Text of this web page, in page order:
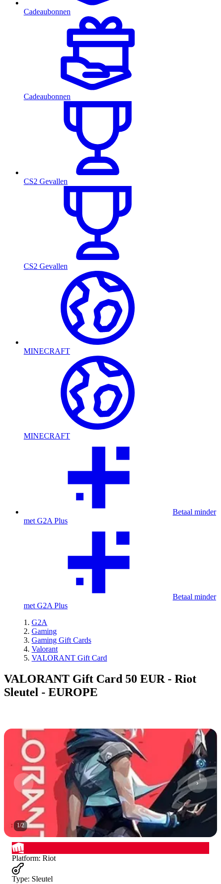
Cadeaubonnen
Cadeaubonnen
CS2 Gevallen
CS2 Gevallen
MINECRAFT
MINECRAFT
Betaal minder
met G2A Plus
Betaal minder
met G2A Plus
G2A
Gaming
Gaming Gift Cards
Valorant
VALORANT Gift Card
VALORANT Gift Card 50 EUR - Riot
Sleutel - EUROPE
1/2
Platform: Riot
Type: Sleutel